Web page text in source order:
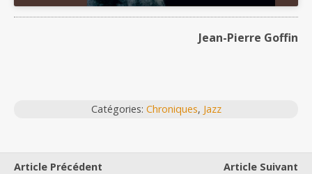
Jean-Pierre Goffin
Catégories: Chroniques, Jazz
Article Précédent
Article Suivant